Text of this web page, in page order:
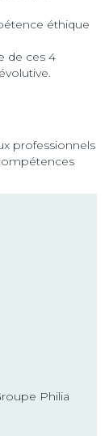
éthique
de ces 4
professionnels
Philia